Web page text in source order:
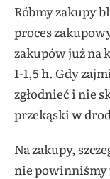
Róbmy zakupy
proces
zakupów już na
1-1,5 h. Gdy
zgłodnieć i nie
przekąski w
Na zakupy,
nie powinniśmy